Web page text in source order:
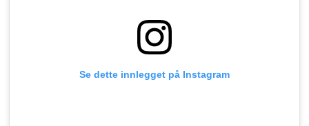
Se dette innlegget på Instagram